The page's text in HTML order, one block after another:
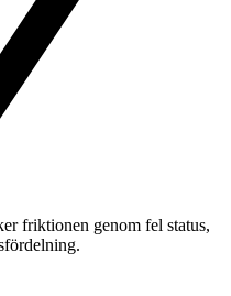
friktionen genom fel status,